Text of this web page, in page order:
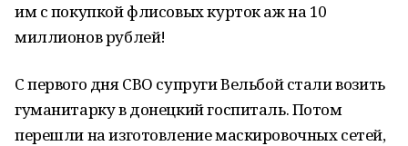
им с покупкой флисовых курток аж на 10
миллионов рублей!
С первого дня СВО супруги Вельбой стали возить
гуманитарку в донецкий госпиталь. Потом
перешли на изготовление маскировочных сетей,